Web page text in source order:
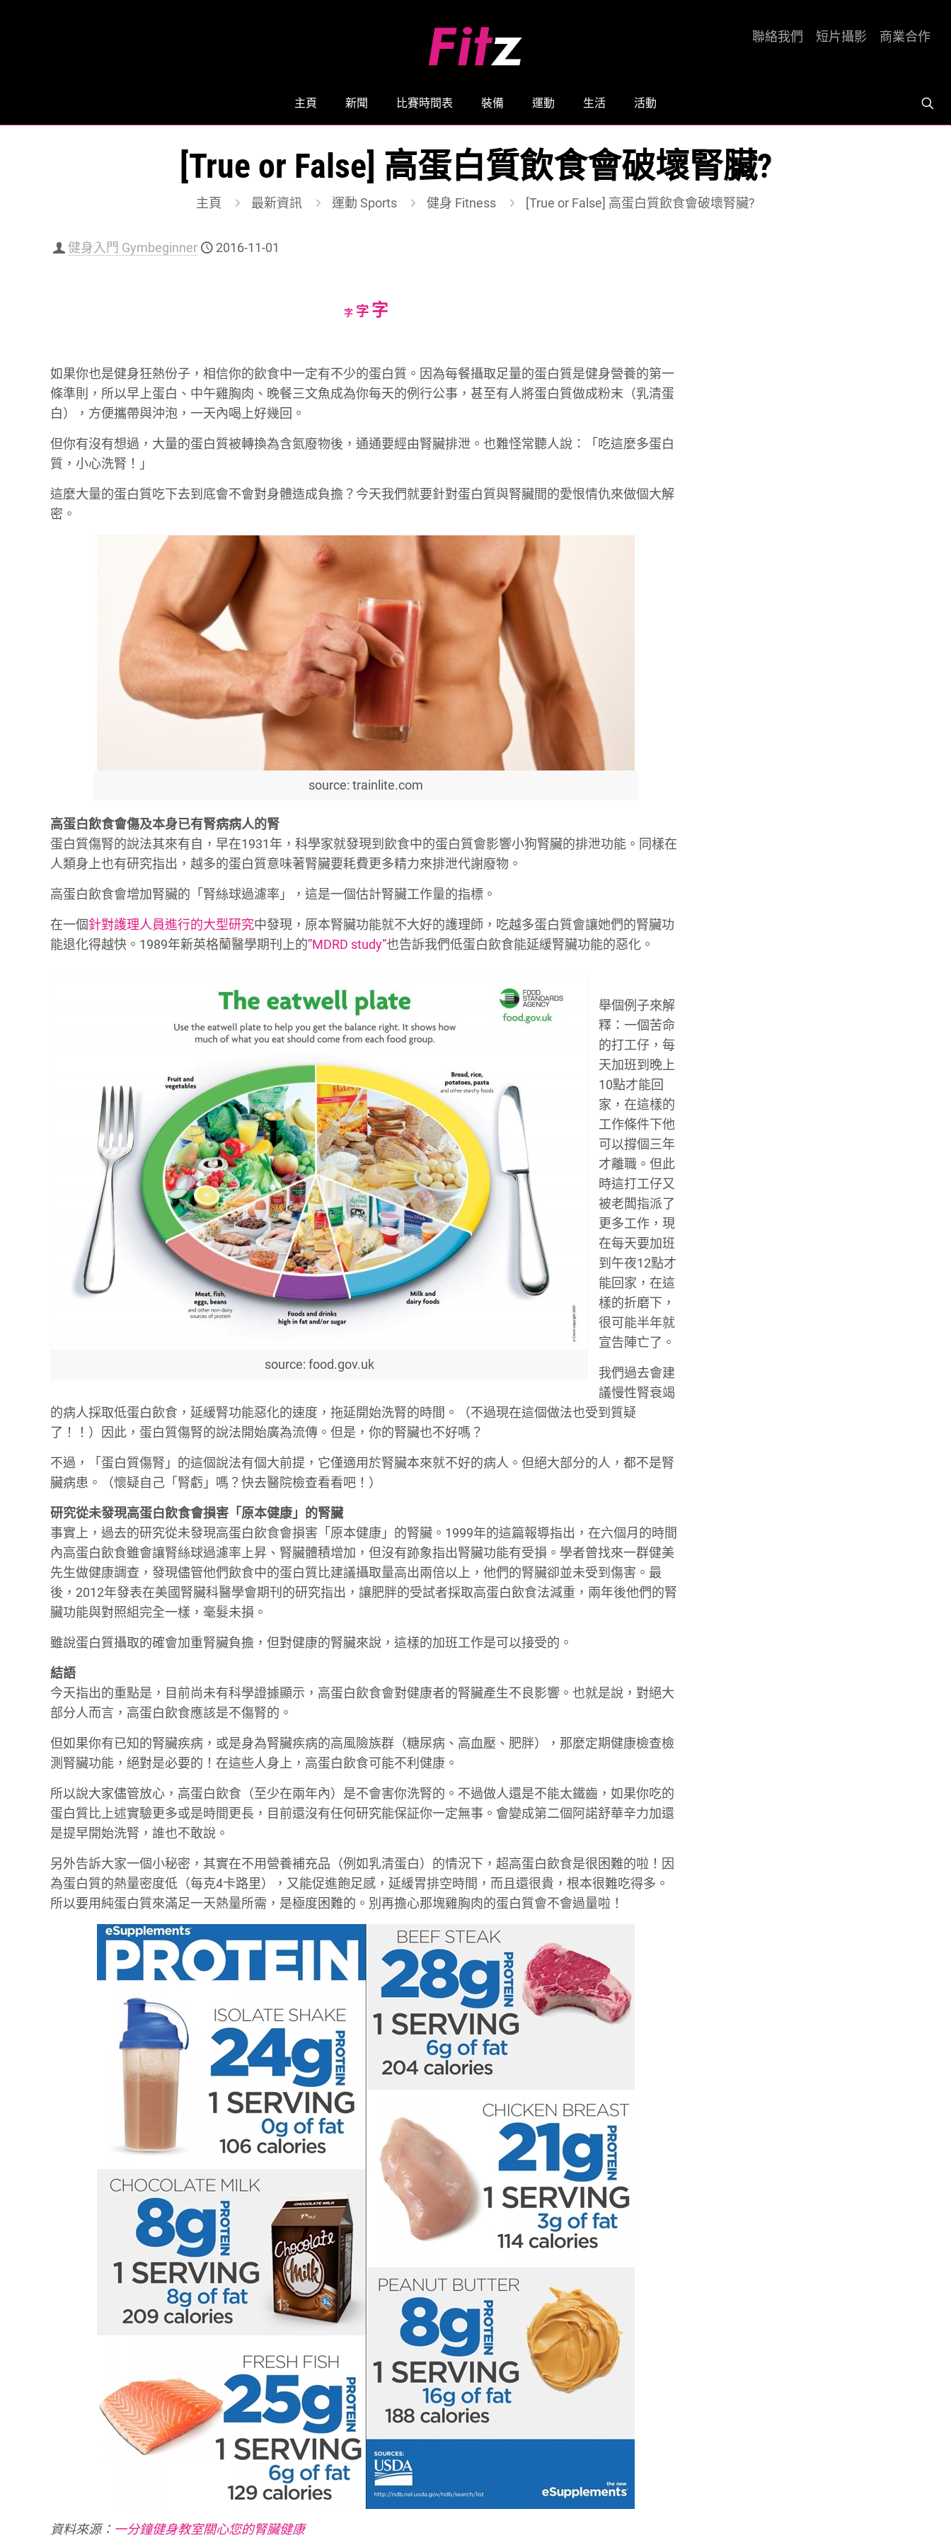
主頁 新聞 比賽時間表 裝備 運動 生活 活動
聯絡我們 短片攝影 商業合作
[True or False] 高蛋白質飲食會破壞腎臟?
主頁 最新資訊 運動 Sports 健身 Fitness [True or False] 高蛋白質飲食會破壞腎臟?
健身入門 Gymbeginner 2016-11-01
字Decrease
字Reset
字Increase
如果你也是健身狂熱份子，相信你的飲食中一定有不少的蛋白質。因為每餐攝取足量的蛋白質是健身營養的第一
條準則，所以早上蛋白、中午雞胸肉、晚餐三文魚成為你每天的例行公事，甚至有人將蛋白質做成粉末（乳清蛋
白），方便攜帶與沖泡，一天內喝上好幾回。
但你有沒有想過，大量的蛋白質被轉換為含氮廢物後，通通要經由腎臟排泄。也難怪常聽人說：「吃這麼多蛋白
質，小心洗腎！」
這麼大量的蛋白質吃下去到底會不會對身體造成負擔？今天我們就要針對蛋白質與腎臟間的愛恨情仇來做個大解
密。
source: trainlite.com
高蛋白飲食會傷及本身已有腎病病人的腎
蛋白質傷腎的說法其來有自，早在1931年，科學家就發現到飲食中的蛋白質會影響小狗腎臟的排泄功能。同樣在
人類身上也有研究指出，越多的蛋白質意味著腎臟要耗費更多精力來排泄代謝廢物。
高蛋白飲食會增加腎臟的「腎絲球過濾率」，這是一個估計腎臟工作量的指標。
在一個針對護理人員進行的大型研究中發現，原本腎臟功能就不大好的護理師，吃越多蛋白質會讓她們的腎臟功
能退化得越快。1989年新英格蘭醫學期刊上的”MDRD study”也告訴我們低蛋白飲食能延緩腎臟功能的惡化。
source: food.gov.uk
舉個例子來解
釋：一個苦命
的打工仔，每
天加班到晚上
10點才能回
家，在這樣的
工作條件下他
可以撐個三年
才離職。但此
時這打工仔又
被老闆指派了
更多工作，現
在每天要加班
到午夜12點才
能回家，在這
樣的折磨下，
很可能半年就
宣告陣亡了。
我們過去會建
議慢性腎衰竭
的病人採取低蛋白飲食，延緩腎功能惡化的速度，拖延開始洗腎的時間。（不過現在這個做法也受到質疑
了！！）因此，蛋白質傷腎的說法開始廣為流傳。但是，你的腎臟也不好嗎？
不過，「蛋白質傷腎」的這個說法有個大前提，它僅適用於腎臟本來就不好的病人。但絕大部分的人，都不是腎
臟病患。（懷疑自己「腎虧」嗎？快去醫院檢查看看吧！）
研究從未發現高蛋白飲食會損害「原本健康」的腎臟
事實上，過去的研究從未發現高蛋白飲食會損害「原本健康」的腎臟。1999年的這篇報導指出，在六個月的時間
內高蛋白飲食雖會讓腎絲球過濾率上昇、腎臟體積增加，但沒有跡象指出腎臟功能有受損。學者曾找來一群健美
先生做健康調查，發現儘管他們飲食中的蛋白質比建議攝取量高出兩倍以上，他們的腎臟卻並未受到傷害。最
後，2012年發表在美國腎臟科醫學會期刊的研究指出，讓肥胖的受試者採取高蛋白飲食法減重，兩年後他們的腎
臟功能與對照組完全一樣，毫髮未損。
雖說蛋白質攝取的確會加重腎臟負擔，但對健康的腎臟來說，這樣的加班工作是可以接受的。
結語
今天指出的重點是，目前尚未有科學證據顯示，高蛋白飲食會對健康者的腎臟產生不良影響。也就是說，對絕大
部分人而言，高蛋白飲食應該是不傷腎的。
但如果你有已知的腎臟疾病，或是身為腎臟疾病的高風險族群（糖尿病、高血壓、肥胖），那麼定期健康檢查檢
測腎臟功能，絕對是必要的！在這些人身上，高蛋白飲食可能不利健康。
所以說大家儘管放心，高蛋白飲食（至少在兩年內）是不會害你洗腎的。不過做人還是不能太鐵齒，如果你吃的
蛋白質比上述實驗更多或是時間更長，目前還沒有任何研究能保証你一定無事。會變成第二個阿諾舒華辛力加還
是提早開始洗腎，誰也不敢說。
另外告訴大家一個小秘密，其實在不用營養補充品（例如乳清蛋白）的情況下，超高蛋白飲食是很困難的啦！因
為蛋白質的熱量密度低（每克4卡路里），又能促進飽足感，延緩胃排空時間，而且還很貴，根本很難吃得多。
所以要用純蛋白質來滿足一天熱量所需，是極度困難的。別再擔心那塊雞胸肉的蛋白質會不會過量啦！
資料來源： 一分鐘健身教室關心您的腎臟健康